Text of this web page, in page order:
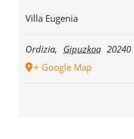
Villa Eugenia
Ordizia, Gipuzkoa 20240
+ Google Map